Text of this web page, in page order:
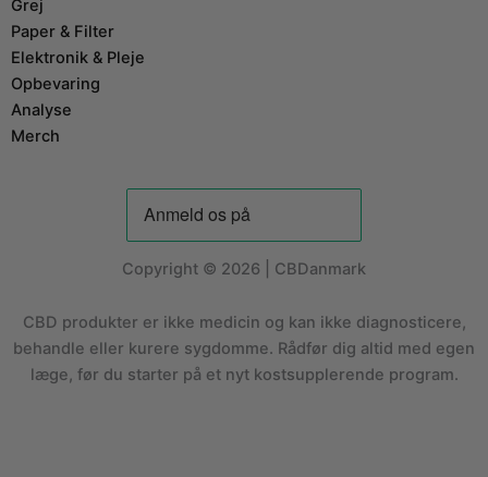
Grej
Paper & Filter
Elektronik & Pleje
Opbevaring
Analyse
Merch
Copyright © 2026 | CBDanmark
CBD produkter er ikke medicin og kan ikke diagnosticere,
behandle eller kurere sygdomme. Rådfør dig altid med egen
læge, før du starter på et nyt kostsupplerende program.